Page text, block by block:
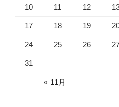
10 11 12
17 18 19
24 25 26
31
« 11月